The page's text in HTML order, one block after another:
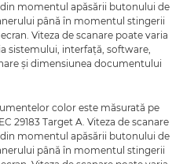
momentul apăsării butonului de
până în momentul stingerii
Viteza de scanare poate varia
sistemului, interfaţă, software,
şi dimensiunea documentului
color este măsurată pe
29183 Target A. Viteza de scanare
momentul apăsării butonului de
până în momentul stingerii